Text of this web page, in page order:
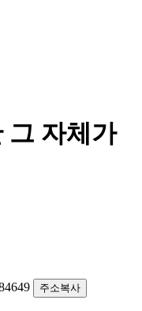
그 자체가
주소복사